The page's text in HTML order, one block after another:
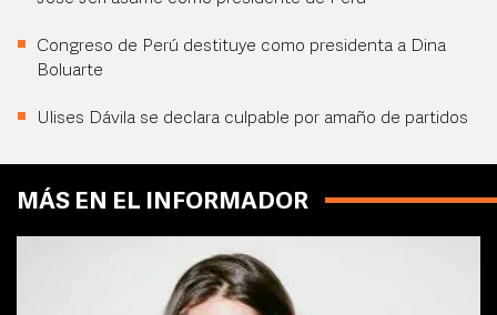
Congreso de Perú destituye como presidenta a Dina
Boluarte
Ulises Dávila se declara culpable por amaño de partidos
MÁS EN EL INFORMADOR